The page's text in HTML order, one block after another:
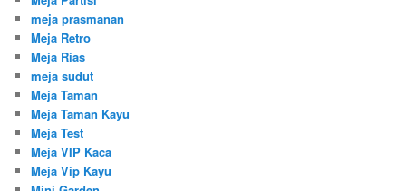
meja prasmanan
Meja Retro
Meja Rias
meja sudut
Meja Taman
Meja Taman Kayu
Meja Test
Meja VIP Kaca
Meja Vip Kayu